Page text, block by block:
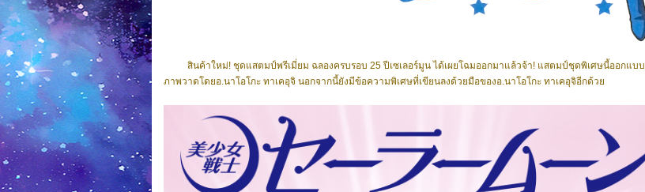
สินค้าใหม่! ชุดแสตมป์พรีเมี่ยม ฉลองครบรอบ 25 ปีเซเลอร์มูน ได้เผยโฉมออกมาแล้วจ้า! แสตมป์ชุดพิเศษนี้ออกแบบ
ภาพวาดโดยอ.นาโอโกะ ทาเคอุจิ นอกจากนี้ยังมีข้อความพิเศษที่เขียนลงด้วยมือของอ.นาโอโกะ ทาเคอุจิอีกด้วย